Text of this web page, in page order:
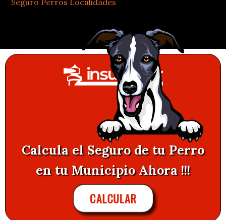
Calcula el Seguro de tu Perro
en tu Municipio Ahora !!!
CALCULAR